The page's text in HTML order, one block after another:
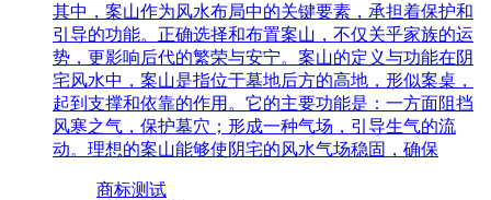
其中，案山作为风水布局中的关键要素，承担着保护和
引导的功能。正确选择和布置案山，不仅关乎家族的运
势，更影响后代的繁荣与安宁。案山的定义与功能在阴
宅风水中，案山是指位于墓地后方的高地，形似案桌，
起到支撑和依靠的作用。它的主要功能是：一方面阻挡
风寒之气，保护墓穴；形成一种气场，引导生气的流
动。理想的案山能够使阴宅的风水气场稳固，确保
商标测试